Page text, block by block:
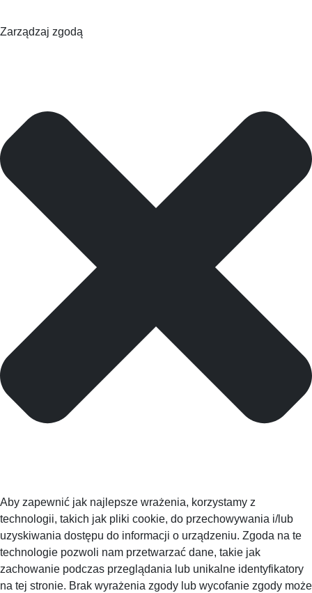
Zarządzaj zgodą
Aby zapewnić jak najlepsze wrażenia, korzystamy z
technologii, takich jak pliki cookie, do przechowywania i/lub
uzyskiwania dostępu do informacji o urządzeniu. Zgoda na te
technologie pozwoli nam przetwarzać dane, takie jak
zachowanie podczas przeglądania lub unikalne identyfikatory
na tej stronie. Brak wyrażenia zgody lub wycofanie zgody może